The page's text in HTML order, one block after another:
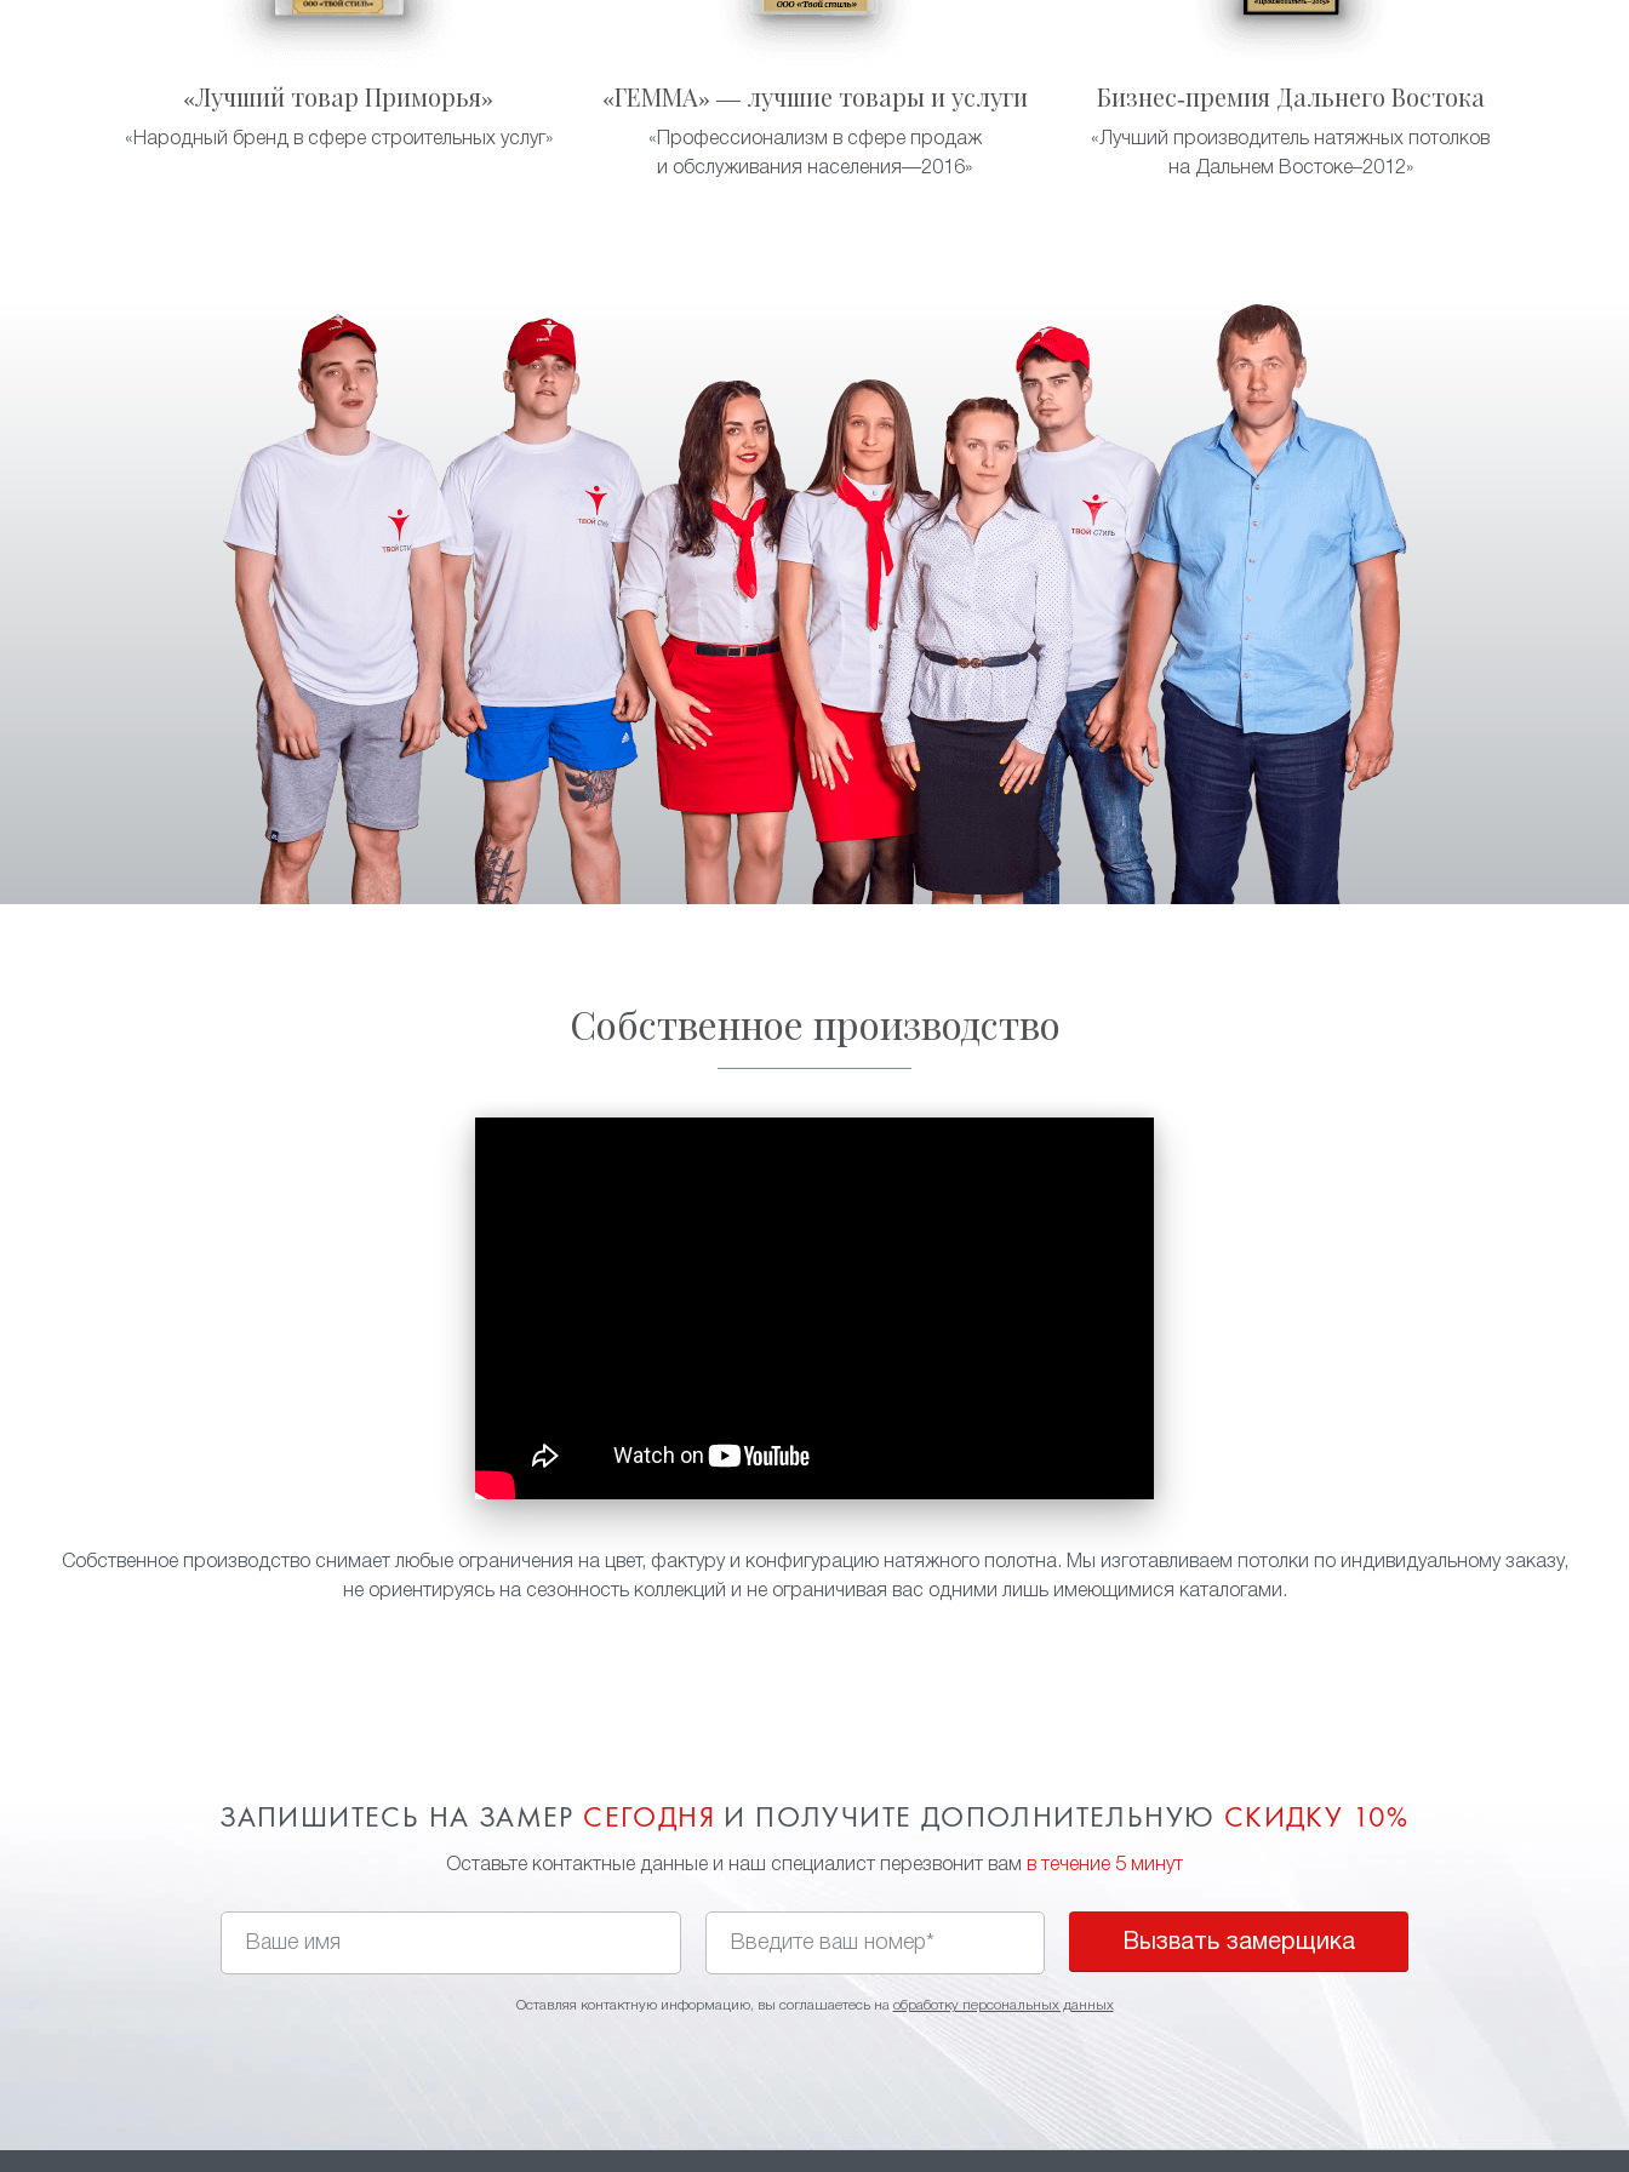
«Лучший товар Приморья»
«Народный бренд в сфере строительных услуг»
«ГЕММА» — лучшие товары и услуги
«Профессионализм в сфере продаж
и обслуживания населения—2016»
Бизнес-премия Дальнего Востока
«Лучший производитель натяжных потолков
на Дальнем Востоке–2012»
Собственное производство
Собственное производство снимает любые ограничения на цвет, фактуру и конфигурацию натяжного полотна. Мы изготавливаем потолки по индивидуальному заказу,
не ориентируясь на сезонность коллекций и не ограничивая вас одними лишь имеющимися каталогами.
ЗАПИШИТЕСЬ НА ЗАМЕР СЕГОДНЯ И ПОЛУЧИТЕ ДОПОЛНИТЕЛЬНУЮ СКИДКУ 10%
Оставьте контактные данные и наш специалист перезвонит вам в течение 5 минут
Вызвать замерщика
Оставляя контактную информацию, вы соглашаетесь на обработку персональных данных